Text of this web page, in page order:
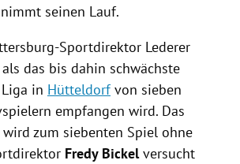
seinen Lauf.
Sportdirektor Lederer
das bis dahin schwächste
in Hütteldorfvon sieben
empfangen wird. Das
wird zum siebenten Spiel ohne
Fredy Bickelversucht